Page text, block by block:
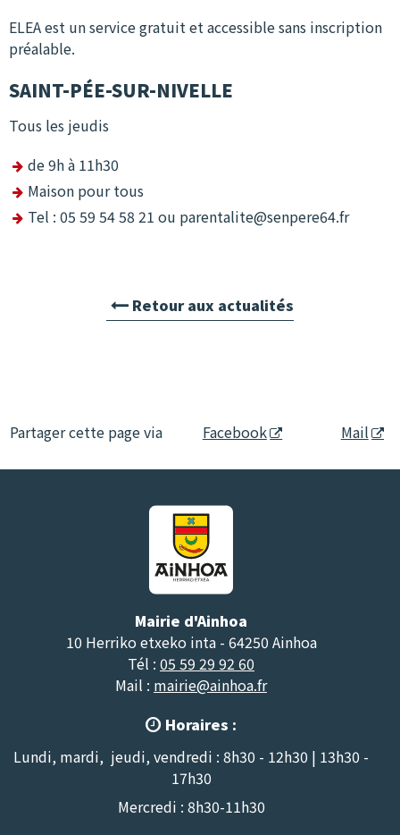
ELEA est un service gratuit et accessible sans inscription
préalable.
SAINT-PÉE-SUR-NIVELLE
Tous les jeudis
de 9h à 11h30
Maison pour tous
Tel : 05 59 54 58 21 ou parentalite@senpere64.fr
Retour aux actualités
Partager cette page via Facebook Mail
Mairie d'Ainhoa
10 Herriko etxeko inta - 64250 Ainhoa
Tél : 05 59 29 92 60
Mail : mairie@ainhoa.fr
 Horaires :
Lundi, mardi, jeudi, vendredi : 8h30 - 12h30 | 13h30 -
17h30
Mercredi : 8h30-11h30